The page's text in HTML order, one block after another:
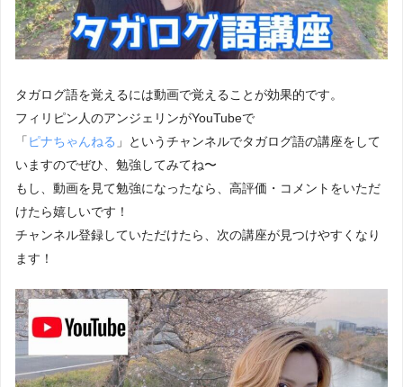
タガログ語を覚えるには動画で覚えることが効果的です。
フィリピン人のアンジェリンがYouTubeで
「 ピナちゃんねる 」というチャンネルでタガログ語の講座をして
いますのでぜひ、勉強してみてね〜
もし、動画を見て勉強になったなら、高評価・コメントをいただ
けたら嬉しいです！
チャンネル登録していただけたら、次の講座が見つけやすくなり
ます！